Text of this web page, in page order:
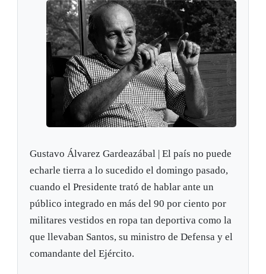
Gustavo Álvarez Gardeazábal | El país no puede
echarle tierra a lo sucedido el domingo pasado,
cuando el Presidente trató de hablar ante un
público integrado en más del 90 por ciento por
militares vestidos en ropa tan deportiva como la
que llevaban Santos, su ministro de Defensa y el
comandante del Ejército.